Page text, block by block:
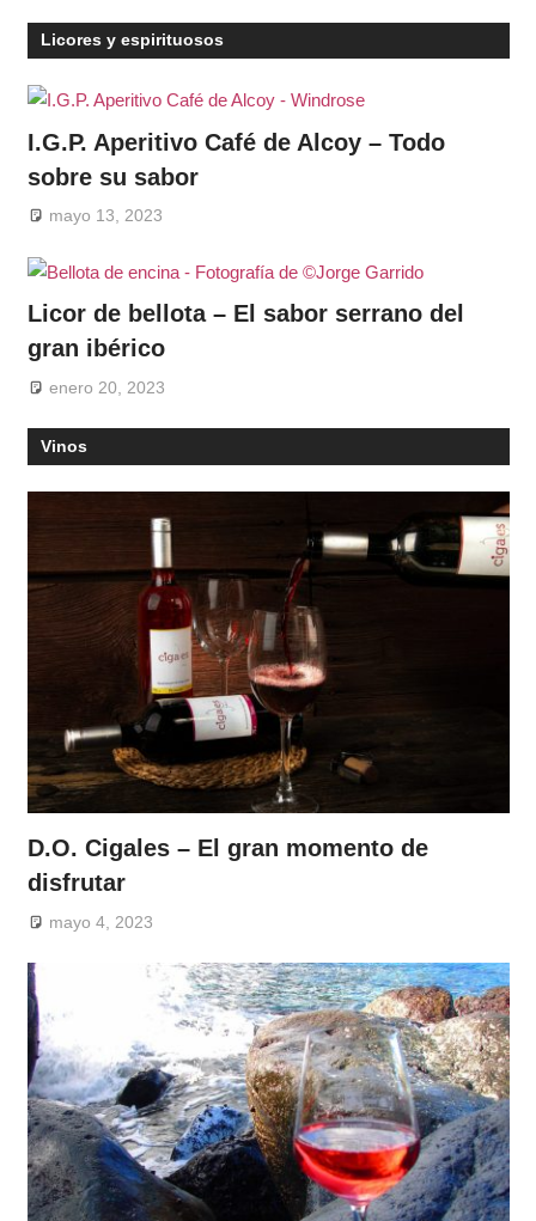
Licores y espirituosos
I.G.P. Aperitivo Café de Alcoy – Todo
sobre su sabor
mayo 13, 2023
Licor de bellota – El sabor serrano del
gran ibérico
enero 20, 2023
Vinos
D.O. Cigales – El gran momento de
disfrutar
mayo 4, 2023